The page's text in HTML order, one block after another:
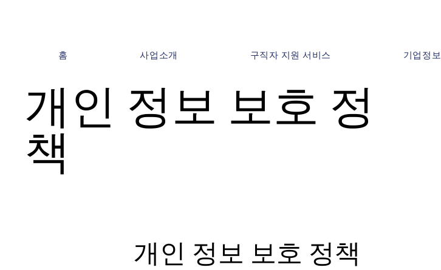
홈 사업소개 구직자 지원 서비스 기업정보
개인 정보 보호 정책
개인 정보 보호 정
책